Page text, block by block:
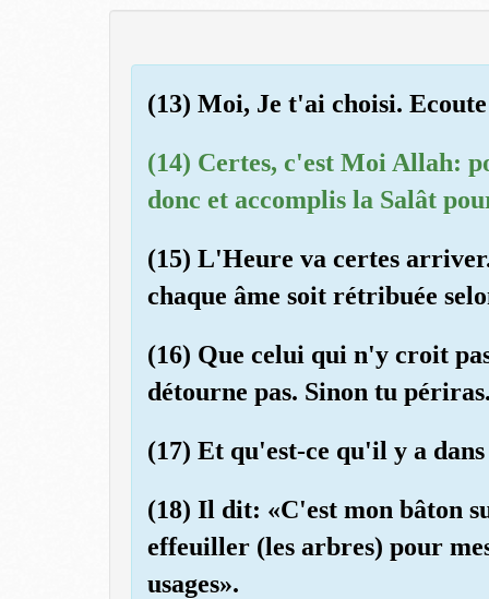
(13) Moi, Je t'ai choisi.
(14) Certes, c'est Moi Allah:
donc et accomplis la Salât
(15) L'Heure va certes
chaque âme soit rétribuée
(16) Que celui qui n'y croit
détourne pas. Sinon tu
(17) Et qu'est-ce qu'il y a
(18) Il dit: «C'est mon bâton
effeuiller (les arbres) pour
usages».